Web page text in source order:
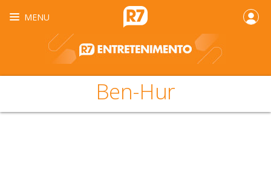
MENU
Ben-Hur